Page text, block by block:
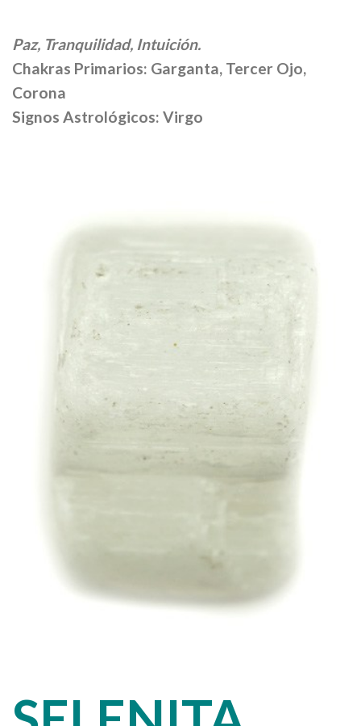
Paz, Tranquilidad, Intuición.
Chakras Primarios: Garganta, Tercer Ojo,
Corona
Signos Astrológicos: Virgo